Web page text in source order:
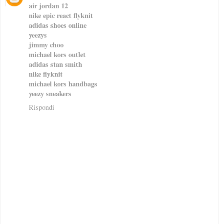
air jordan 12
nike epic react flyknit
adidas shoes online
yeezys
jimmy choo
michael kors outlet
adidas stan smith
nike flyknit
michael kors handbags
yeezy sneakers
Rispondi